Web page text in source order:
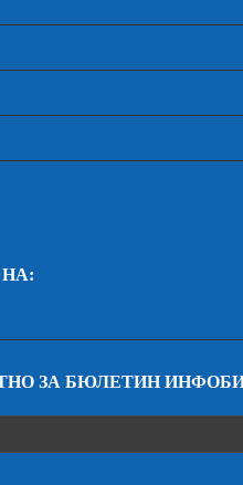
ЗА БЮЛЕТИН